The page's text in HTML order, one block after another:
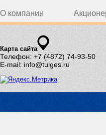
О компании
Карта сайта
Телефон: +7 (4872) 74-93-50
E-mail: info@tulges.ru